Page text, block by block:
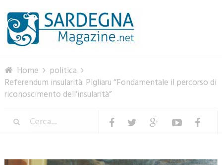
Home
politica
Referendum insularità: Pigliaru “Fondamentale il percorso di
riconoscimento dell’insularità”